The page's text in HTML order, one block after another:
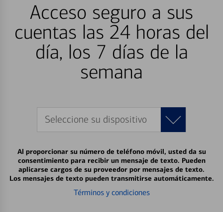
Acceso seguro a sus
cuentas las 24 horas del
día, los 7 días de la
semana
Seleccione su dispositivo
Al proporcionar su número de teléfono móvil, usted da su
consentimiento para recibir un mensaje de texto. Pueden
aplicarse cargos de su proveedor por mensajes de texto.
Los mensajes de texto pueden transmitirse automáticamente.
Términos y condiciones